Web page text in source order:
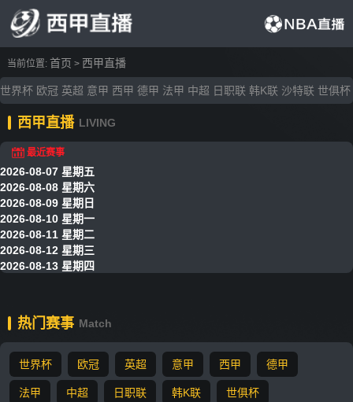
当前位置: 首页 > 西甲直播
世界杯 欧冠 英超 意甲 西甲 德甲 法甲 中超 日职联 韩K联 沙特联 世俱杯
西甲直播 LIVING
最近赛事
2026-08-07 星期五
2026-08-08 星期六
2026-08-09 星期日
2026-08-10 星期一
2026-08-11 星期二
2026-08-12 星期三
2026-08-13 星期四
热门赛事 Match
世界杯 欧冠 英超 意甲 西甲 德甲
法甲 中超 日职联 韩K联 世俱杯